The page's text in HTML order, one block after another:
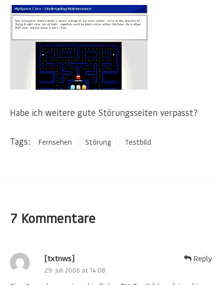
Habe ich weitere gute Störungsseiten verpasst?
Tags: Fernsehen Störung Testbild
7 Kommentare
[txtnws]
29. Juli 2006 at 14:08
Reply